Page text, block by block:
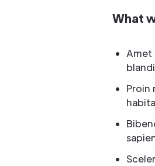
What
Amet
Proin